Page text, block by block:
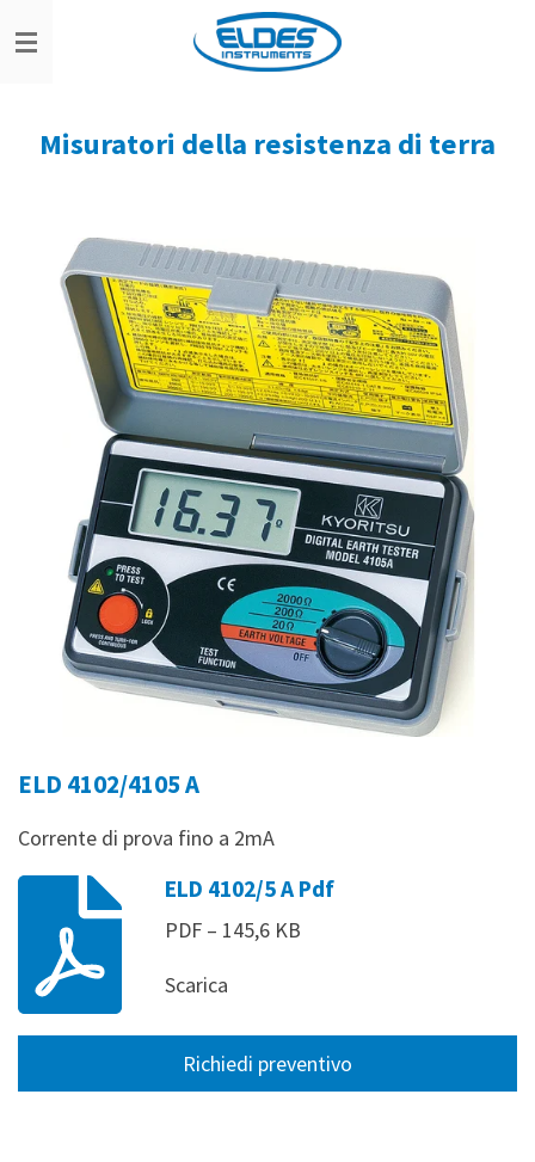
Vai
al
Misuratori della resistenza di terra
ELD 4102/4105 A
Corrente di prova fino a 2mA
ELD 4102/5 A Pdf
PDF – 145,6 KB
Scarica
Richiedi preventivo